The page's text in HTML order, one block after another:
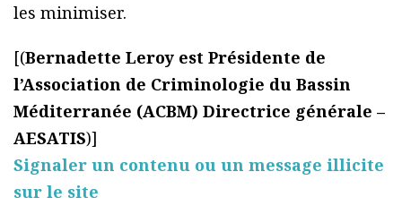
les minimiser.
[(Bernadette Leroy est Présidente de
l’Association de Criminologie du Bassin
Méditerranée (ACBM) Directrice générale –
AESATIS)]
Signaler un contenu ou un message illicite
sur le site